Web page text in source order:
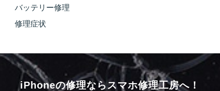
バッテリー修理
修理症状
iPhoneの修理ならスマホ修理工房へ！